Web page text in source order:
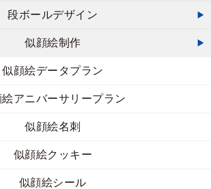
段ボールデザイン
似顔絵制作
似顔絵データプラン
アニバーサリープラン
似顔絵名刺
似顔絵クッキー
似顔絵シール